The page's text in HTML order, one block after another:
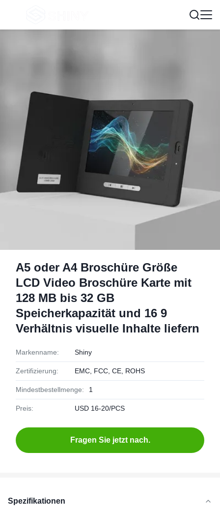
A5 oder A4 Broschüre Größe
LCD Video Broschüre Karte mit
128 MB bis 32 GB
Speicherkapazität und 16 9
Verhältnis visuelle Inhalte liefern
Markenname: Shiny
Zertifizierung: EMC, FCC, CE, ROHS
Mindestbestellmenge: 1
Preis: USD 16-20/PCS
Fragen Sie jetzt nach.
Spezifikationen